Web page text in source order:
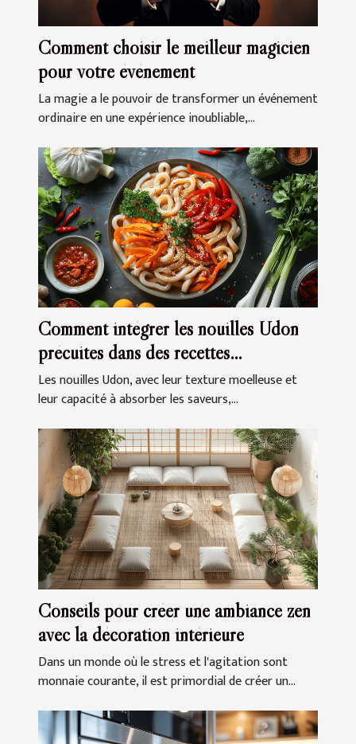
Comment choisir le meilleur magicien
pour votre événement
La magie a le pouvoir de transformer un événement
ordinaire en une expérience inoubliable,...
Comment intégrer les nouilles Udon
précuites dans des recettes
quotidiennes
Les nouilles Udon, avec leur texture moelleuse et
leur capacité à absorber les saveurs,...
Conseils pour créer une ambiance zen
avec la décoration intérieure
Dans un monde où le stress et l'agitation sont
monnaie courante, il est primordial de créer un...